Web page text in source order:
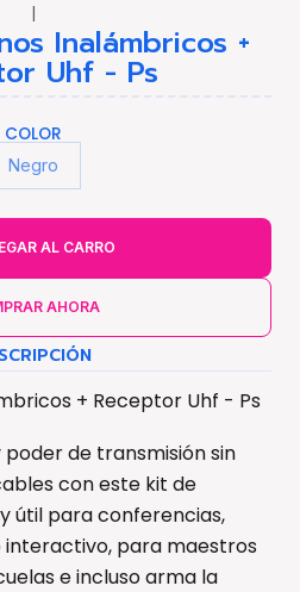
|
Inalámbricos +
Uhf - Ps
COLOR
Negro
AL CARRO
AHORA
+ Receptor Uhf - Ps
de transmisión sin
con este kit de
útil para conferencias,
interactivo, para maestros
e incluso arma la